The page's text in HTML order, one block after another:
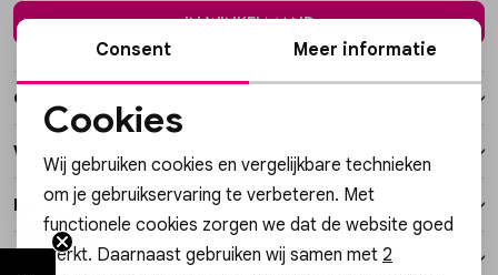
Jumpsuits & playsuits
Vesten
Jassen
Lingerie
In winkelmand
Over dit item
Winkelvoorraad
Kenmerken
Verzending / Ophalen in de winkel
Noodzakelijke cookies
Personalisatie cookies
Analytische cookies
Consent Meer informatie
Cookies
Wij gebruiken cookies en vergelijkbare technieken
om je gebruikservaring te verbeteren. Met
functionele cookies zorgen we dat de website goed
werkt. Daarnaast gebruiken wij samen met 2